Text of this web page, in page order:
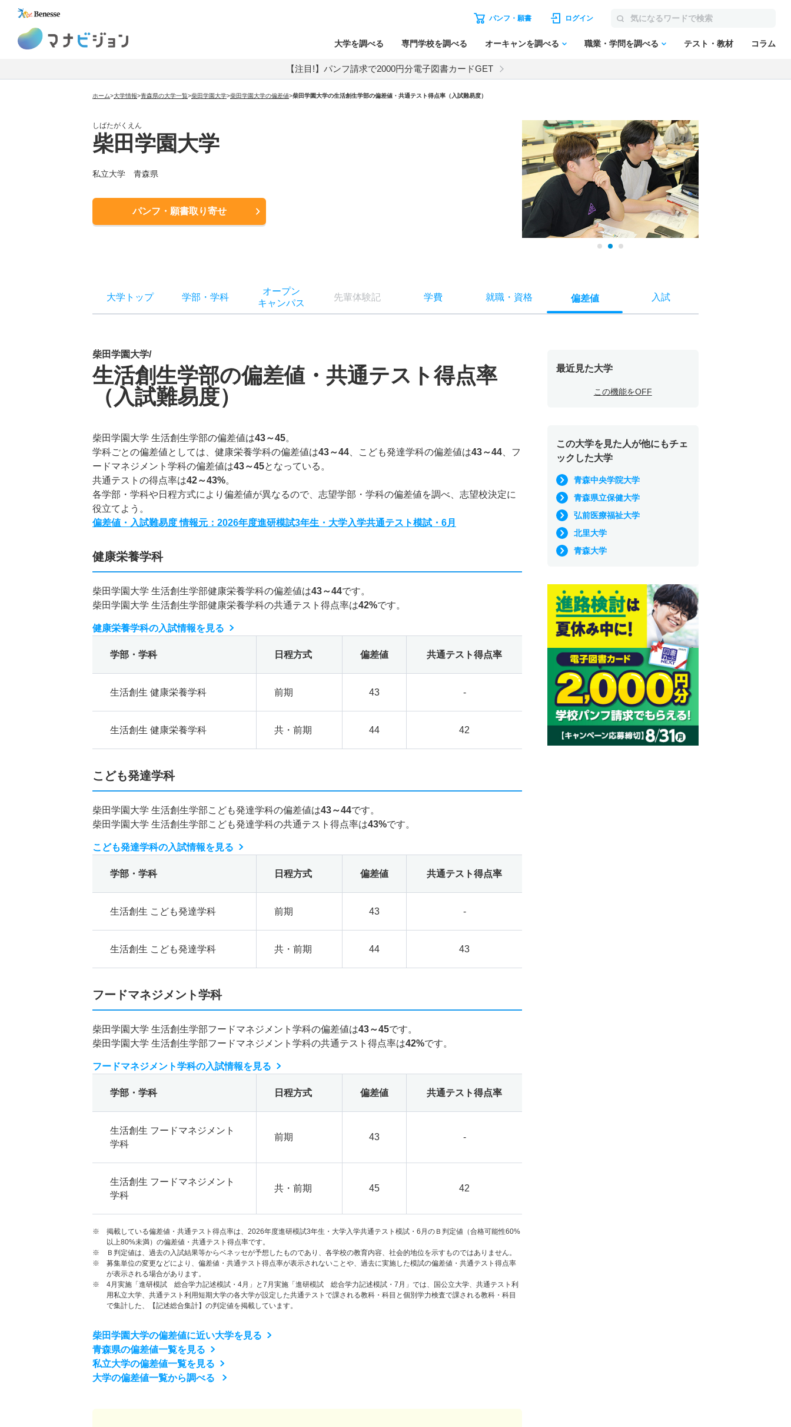
パンフ・願書 ログイン
大学を調べる 専門学校を調べる オーキャンを調べる 職業・学問を調べる テスト・教材 コラム
【注目!】パンフ請求で2000円分電子図書カードGET
ホーム>大学情報>青森県の大学一覧>柴田学園大学>柴田学園大学の偏差値>柴田学園大学の生活創生学部の偏差値・共通テスト得点率（入試難易度）
しばたがくえん
柴田学園大学
私立大学 青森県
パンフ・願書取り寄せ
大学トップ 学部 ・ 学科
オープン
キャンパス
先輩体験記 学費 就職・ 資格 偏差値 入試
柴田学園大学/
生活創生学部の偏差値・共通テスト得点率
（入試難易度）
柴田学園大学 生活創生学部の偏差値は43～45。
学科ごとの偏差値としては、健康栄養学科の偏差値は43～44 、こども発達学科の偏差値は43～44 、フ
ードマネジメント学科の偏差値は43～45となっている。
共通テストの得点率は42～43%。
各学部・学科や日程方式により偏差値が異なるので、志望学部・学科の偏差値を調べ、志望校決定に
役立てよう。
偏差値・入試難易度 情報元：2026年度進研模試3年生・大学入学共通テスト模試・6月
健康栄養学科
柴田学園大学 生活創生学部健康栄養学科の偏差値は43～44です。
柴田学園大学 生活創生学部健康栄養学科の共通テスト得点率は42%です。
健康栄養学科の入試情報を見る
学部・学科 日程方式 偏差値 共通テスト得点率
生活創生 健康栄養学科 前期 43 -
生活創生 健康栄養学科 共・前期 44 42
こども発達学科
柴田学園大学 生活創生学部こども発達学科の偏差値は43～44です。
柴田学園大学 生活創生学部こども発達学科の共通テスト得点率は43%です。
こども発達学科の入試情報を見る
学部・学科 日程方式 偏差値 共通テスト得点率
生活創生 こども発達学科 前期 43 -
生活創生 こども発達学科 共・前期 44 43
フードマネジメント学科
柴田学園大学 生活創生学部フードマネジメント学科の偏差値は43～45です。
柴田学園大学 生活創生学部フードマネジメント学科の共通テスト得点率は42%です。
フードマネジメント学科の入試情報を見る
学部・学科 日程方式 偏差値 共通テスト得点率
生活創生 フードマネジメント
学科
前期 43 -
生活創生 フードマネジメント
学科
共・前期 45 42
※ 掲載している偏差値・共通テスト得点率は、2026年度進研模試3年生・大学入学共通テスト模試・6月のＢ判定値（合格可能性60%
以上80%未満）の偏差値・共通テスト得点率です。
※ Ｂ判定値は、過去の入試結果等からベネッセが予想したものであり、各学校の教育内容、社会的地位を示すものではありません。
※ 募集単位の変更などにより、偏差値・共通テスト得点率が表示されないことや、過去に実施した模試の偏差値・共通テスト得点率
が表示される場合があります。
※ 4月実施「進研模試 総合学力記述模試・4月」と7月実施「進研模試 総合学力記述模試・7月」では、国公立大学、共通テスト利
用私立大学、共通テスト利用短期大学の各大学が設定した共通テストで課される教科・科目と個別学力検査で課される教科・科目
で集計した、【記述総合集計】の判定値を掲載しています。
柴田学園大学の偏差値に近い大学を見る
青森県の偏差値一覧を見る
私立大学の偏差値一覧を見る
大学の偏差値一覧から調べる
最近見た大学
この機能をOFF
この大学を見た人が他にもチェ
ックした大学
青森中央学院大学
青森県立保健大学
弘前医療福祉大学
北里大学
青森大学